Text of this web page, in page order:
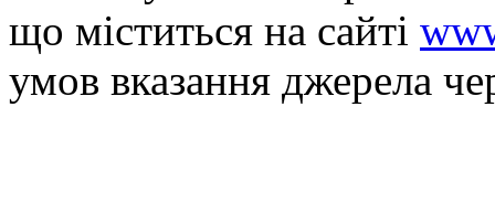
що мiститься на сайті
умов вказання джерела